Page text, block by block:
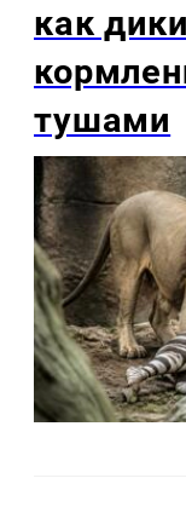
как
тушами